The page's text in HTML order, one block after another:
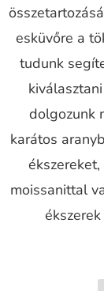
esküvőre a
tudunk
dolgozunk
karátos
moissanittal